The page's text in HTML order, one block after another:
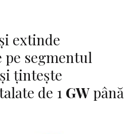
extinde
segmentul
țintește
de 1 GWpână